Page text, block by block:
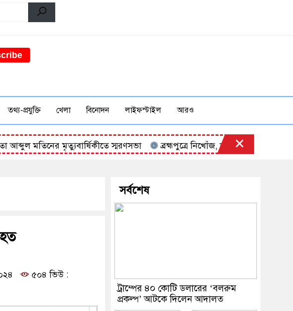
তথ্য-প্রযুক্তি খেলা বিনোদন লাইফস্টাইল আরও
মতিনের মৃত্যুবার্ষিকীতে স্মরণসভা ব্রহ্মপুত্রে নিখোঁজ, ভাটিতে মিলল কৃষকের
×
৫০৪ ভিউ :
সর্বশেষ
ট্রাম্পের ৪০ কোটি ডলারের ‘বলরুম
প্রকল্প’ আটকে দিলেন আদালত